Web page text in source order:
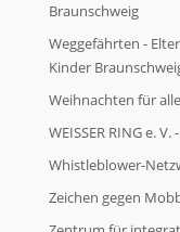
Braunschweig
Weggefährten -
Kinder
Weihnachten für
WEISSER RING e.
Whistleblower-
Zeichen gegen